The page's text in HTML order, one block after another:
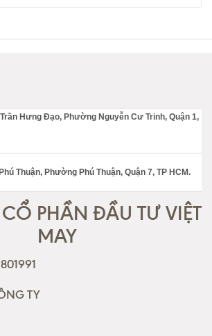
Hưng Đạo, Phường Nguyễn Cư Trinh, Quận 1,
Thuận, Phường Phú Thuận, Quận 7, TP HCM.
PHẦN ĐẦU TƯ VIỆT
MAY
TY